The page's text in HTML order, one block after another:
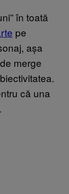
în toată
pe
așa
merge
că una